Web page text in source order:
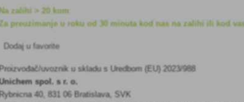
Na zalihi > 20 kom
preuzimanje u roku od 30 minuta kod nas na zalihi ili kod
Dodaj u favorite
Proizvođač/uvoznik u skladu s Uredbom (EU) 2023/988
spol. s r. o.
Rybnicna 40, 831 06 Bratislava, SVK